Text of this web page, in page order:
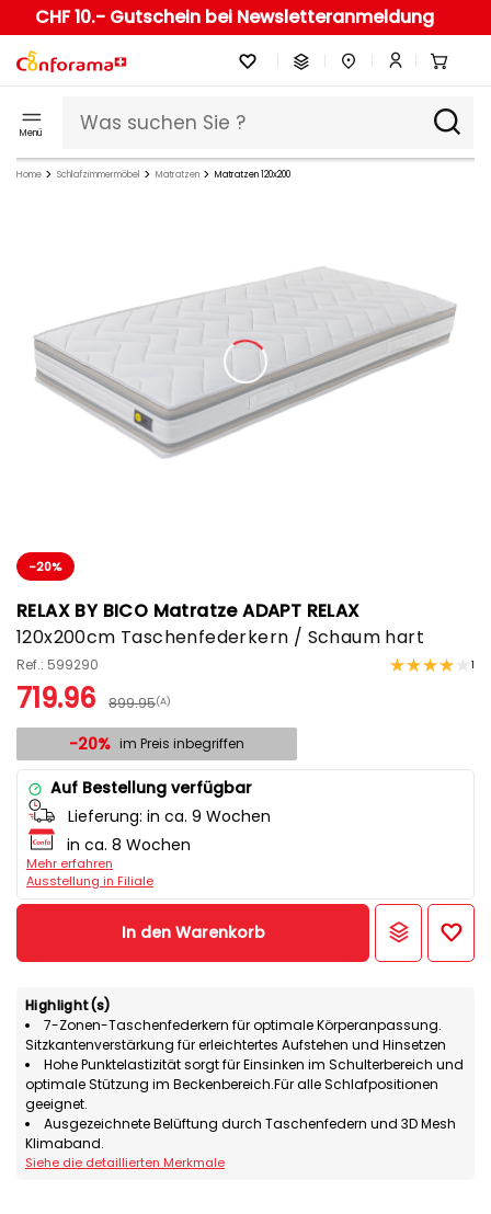
CHF 10.- Gutschein bei Newsletteranmeldung
Menü
Home Schlafzimmermöbel Matratzen Matratzen 120x200
-20%
RELAX BY BICO Matratze ADAPT RELAX
120x200cm Taschenfederkern / Schaum hart
Ref.: 599290 1
719.96 899.95(A)
-20% im Preis inbegriffen
Auf Bestellung verfügbar
Lieferung: in ca. 9 Wochen
in ca. 8 Wochen
Mehr erfahren
Ausstellung in Filiale
In den Warenkorb
Highlight(s)
7-Zonen-Taschenfederkern für optimale Körperanpassung.
Sitzkantenverstärkung für erleichtertes Aufstehen und Hinsetzen
Hohe Punktelastizität sorgt für Einsinken im Schulterbereich und
optimale Stützung im Beckenbereich.Für alle Schlafpositionen
geeignet.
Ausgezeichnete Belüftung durch Taschenfedern und 3D Mesh
Klimaband.
Siehe die detaillierten Merkmale